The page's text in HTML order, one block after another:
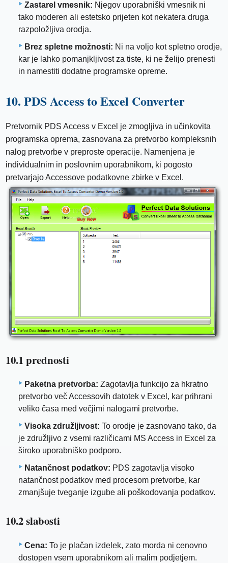
Zastarel vmesnik: Njegov uporabniški vmesnik ni
tako moderen ali estetsko prijeten kot nekatera druga
razpoložljiva orodja.
Brez spletne možnosti: Ni na voljo kot spletno orodje,
kar je lahko pomanjkljivost za tiste, ki ne želijo prenesti
in namestiti dodatne programske opreme.
10. PDS Access to Excel Converter
Pretvornik PDS Access v Excel je zmogljiva in učinkovita
programska oprema, zasnovana za pretvorbo kompleksnih
nalog pretvorbe v preproste operacije. Namenjena je
individualnim in poslovnim uporabnikom, ki pogosto
pretvarjajo Accessove podatkovne zbirke v Excel.
10.1 prednosti
Paketna pretvorba: Zagotavlja funkcijo za hkratno
pretvorbo več Accessovih datotek v Excel, kar prihrani
veliko časa med večjimi nalogami pretvorbe.
Visoka združljivost: To orodje je zasnovano tako, da
je združljivo z vsemi različicami MS Access in Excel za
široko uporabniško podporo.
Natančnost podatkov: PDS zagotavlja visoko
natančnost podatkov med procesom pretvorbe, kar
zmanjšuje tveganje izgube ali poškodovanja podatkov.
10.2 slabosti
Cena: To je plačan izdelek, zato morda ni cenovno
dostopen vsem uporabnikom ali malim podjetjem.